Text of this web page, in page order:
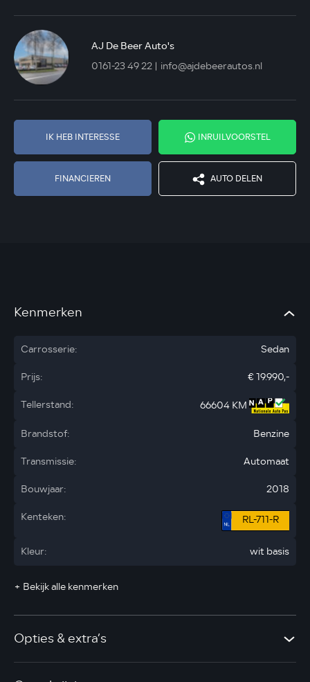
AJ De Beer Auto's
0161-23 49 22
info@ajdebeerautos.nl
IK HEB INTERESSE INRUILVOORSTEL
FINANCIEREN AUTO DELEN
Kenmerken
Carrosserie:
Sedan
Prijs:
€ 19.990,-
Tellerstand:
66604 KM
Brandstof:
Benzine
Transmissie:
Automaat
Bouwjaar:
2018
Kenteken:
RL-711-R
Kleur: wit basis
+ Bekijk alle kenmerken
Opties & extra’s